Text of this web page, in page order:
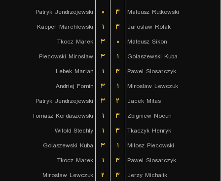
Patryk Jendrzejewski
۰ ۳
Mateusz Rutkowski
Kacper Marchlewski
۱ ۳
Jaroslaw Rolak
Tkocz Marek
۳ ۰
Mateusz Sikon
Piecowski Miroslaw
۳ ۱
Golaszewski Kuba
Lebek Marian
۱ ۳
Pawel Slosarczyk
Andriej Fomin
۳ ۱
Miroslaw Lewczuk
Patryk Jendrzejewski
۳ ۲
Jacek Mitas
Tomasz Kordaszewski
۱ ۳
Zbigniew Nocun
Witold Stechly
۱ ۳
Tkaczyk Henryk
Golaszewski Kuba
۳ ۱
Milosz Piecowski
Tkocz Marek
۱ ۳
Pawel Slosarczyk
Miroslaw Lewczuk
۲ ۳
Jerzy Michalik